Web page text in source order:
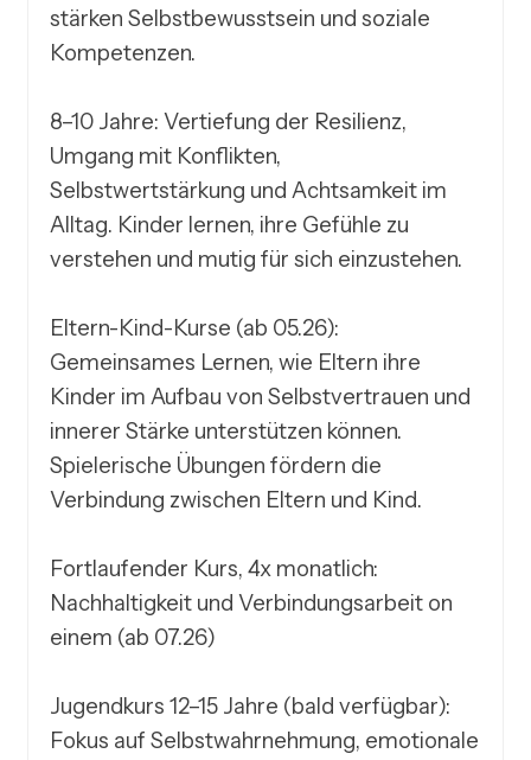
stärken Selbstbewusstsein und soziale
Kompetenzen.
8–10 Jahre: Vertiefung der Resilienz,
Umgang mit Konflikten,
Selbstwertstärkung und Achtsamkeit im
Alltag. Kinder lernen, ihre Gefühle zu
verstehen und mutig für sich einzustehen.
Eltern-Kind-Kurse (ab 05.26):
Gemeinsames Lernen, wie Eltern ihre
Kinder im Aufbau von Selbstvertrauen und
innerer Stärke unterstützen können.
Spielerische Übungen fördern die
Verbindung zwischen Eltern und Kind.
Fortlaufender Kurs, 4x monatlich:
Nachhaltigkeit und Verbindungsarbeit on
einem (ab 07.26)
Jugendkurs 12–15 Jahre (bald verfügbar):
Fokus auf Selbstwahrnehmung, emotionale